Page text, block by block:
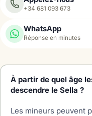
+34 681 093 673
WhatsApp
Réponse en minutes
À partir de quel âge
descendre le Sella ?
Les mineurs peuvent